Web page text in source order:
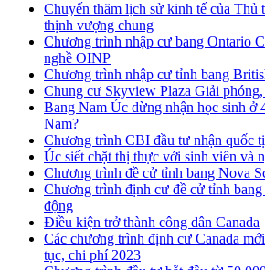
Chuyến thăm lịch sử kinh tế của
thịnh vượng chung
Chương trình nhập cư bang Ontario
nghề OINP
Chương trình nhập cư tỉnh bang
Chung cư Skyview Plaza Giải
Bang Nam Úc dừng nhận học sinh ở
Nam?
Chương trình CBI đầu tư nhận quốc
Úc siết chặt thị thực với sinh viên và
Chương trình đề cử tỉnh bang Nova
Chương trình định cư đề cử tỉnh bang
động
Điều kiện trở thành công dân Canada
Các chương trình định cư Canada
tục, chi phí 2023